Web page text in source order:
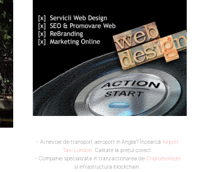
- Ai nevoie de transport aeroport in Anglia? Încearcă Airport
Taxi London. Calitate la prețul corect.
- Companie specializata in tranzactionarea de Criptomonede
si infrastructura blockchain.